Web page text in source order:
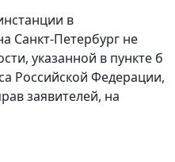
в
Санкт-Петербург не
указанной в пункте б
Российской Федерации,
заявителей, на